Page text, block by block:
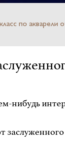
по акварели
нибудь